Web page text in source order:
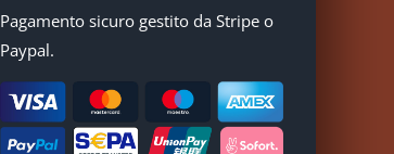
Pagamento sicuro gestito da Stripe o
Paypal.